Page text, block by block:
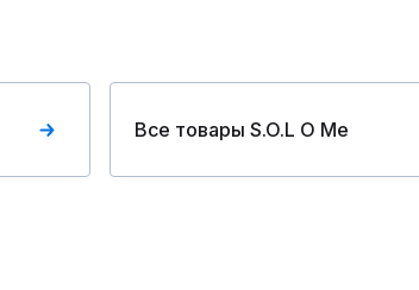
Все товары S.O.L O Me